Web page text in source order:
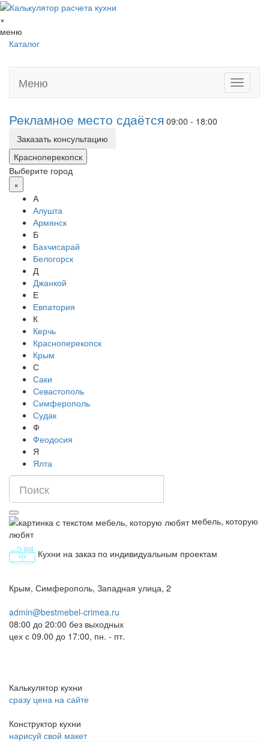
×
меню
Каталог
Toggle
Меню
Рекламное место сдаётся 09:00 - 18:00
Заказать консультацию
Красноперекопск
Выберите город
×
А
Алушта
Армянск
Б
Бахчисарай
Белогорск
Д
Джанкой
Е
Евпатория
К
Керчь
Красноперекопск
Крым
С
Саки
Севастополь
Симферополь
Судак
Ф
Феодосия
Я
Ялта
мебель, которую
любят
Кухни на заказ по индивидуальным проектам
Крым, Симферополь, Западная улица, 2
admin@bestmebel-crimea.ru
08:00 до 20:00 без выходных
цех с 09.00 до 17:00, пн. - пт.
Калькулятор кухни
сразу цена на сайте
Конструктор кухни
нарисуй свой макет